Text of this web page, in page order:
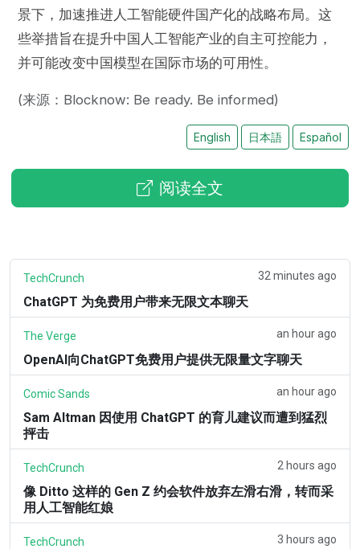
景下，加速推进人工智能硬件国产化的战略布局。这
些举措旨在提升中国人工智能产业的自主可控能力，
并可能改变中国模型在国际市场的可用性。
(来源：Blocknow: Be ready. Be informed)
English 日本語 Español
阅读全文
TechCrunch 32 minutes ago
ChatGPT 为免费用户带来无限文本聊天
The Verge an hour ago
OpenAI向ChatGPT免费用户提供无限量文字聊天
Comic Sands an hour ago
Sam Altman 因使用 ChatGPT 的育儿建议而遭到猛烈
抨击
TechCrunch 2 hours ago
像 Ditto 这样的 Gen Z 约会软件放弃左滑右滑，转而采
用人工智能红娘
TechCrunch 3 hours ago